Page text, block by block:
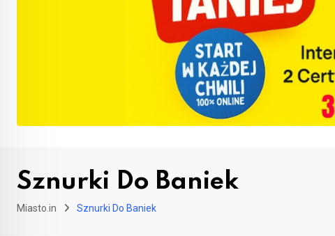
Sznurki Do Baniek
Miasto.in Sznurki Do Baniek